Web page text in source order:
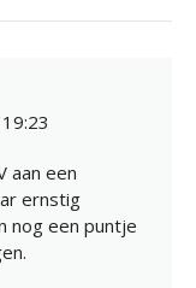
aan een
ernstig
nog een puntje